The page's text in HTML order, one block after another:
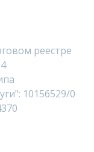
реестре
10156529/0